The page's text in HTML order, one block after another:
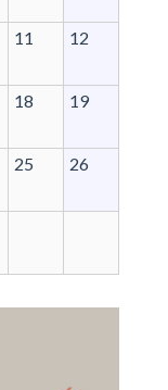
11 12
18 19
25 26